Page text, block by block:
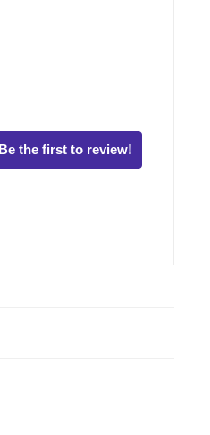
Be the first to review!